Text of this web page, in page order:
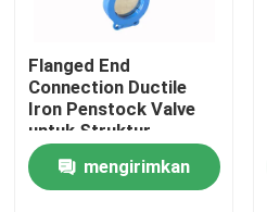
Video
Tentang kami
Tur Pabrik
Flanged End
Connection Ductile
Iron Penstock Valve
untuk Struktur
mengirimkan